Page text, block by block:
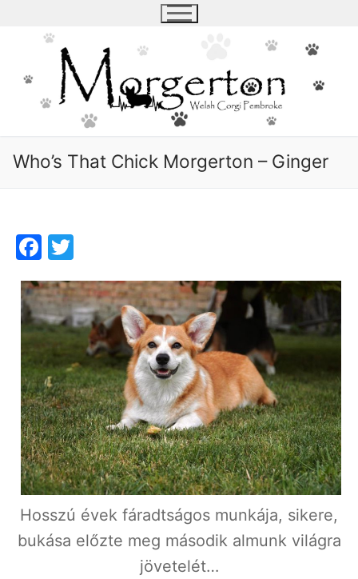
Who’s That Chick Morgerton – Ginger
Facebook
Hosszú évek fáradtságos munkája, sikere,
bukása előzte meg második almunk világra
jövetelét…